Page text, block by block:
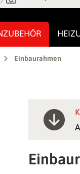
Einbaurahmen